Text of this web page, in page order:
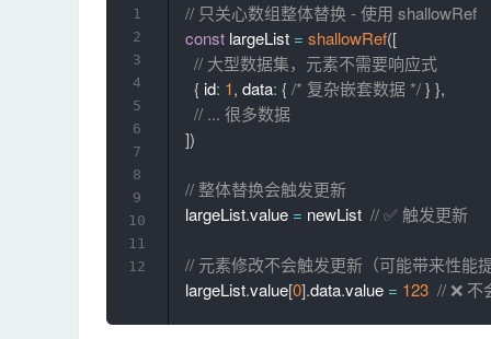
// 只关心数组整体替换 - 使用 shallowRef
const largeList = shallowRef([
// 大型数据集，元素不需要响应式
{ id: 1, data: { /* 复杂嵌套数据 */} },
// ... 很多数据
])
// 整体替换会触发更新
largeList.value = newList // ✅ 触发更新
// 元素修改不会触发更新（可能带来性能提
largeList.value[0].data.value = 123 // ❌
1
2
3
4
5
6
7
8
9
10
11
12